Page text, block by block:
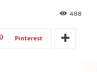
488
Pinterest